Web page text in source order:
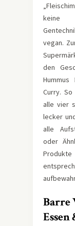
keine
vegan.
den
Hummus
Curry.
alle vier
lecker
alle
oder
Barre